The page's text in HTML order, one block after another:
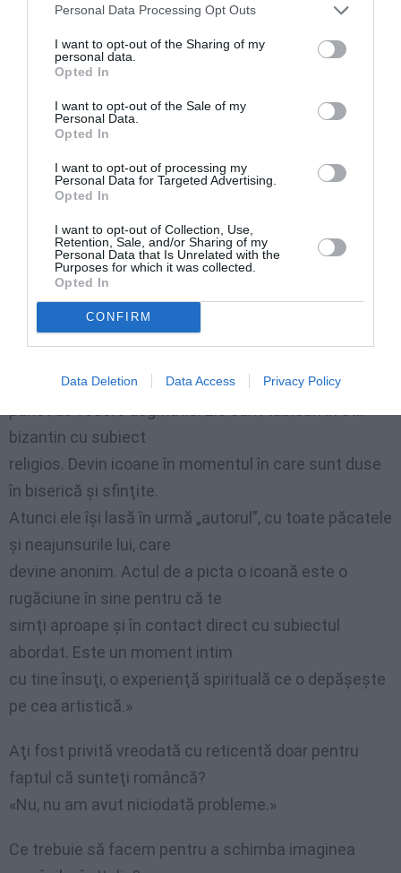
Personal Data Processing Opt Outs
I want to opt-out of the Sharing of my
personal data.
Opted In
I want to opt-out of the Sale of my
Personal Data.
Opted In
I want to opt-out of processing my
Personal Data for Targeted Advertising.
Opted In
I want to opt-out of Collection, Use,
Retention, Sale, and/or Sharing of my
Personal Data that Is Unrelated with the
Purposes for which it was collected.
Opted In
CONFIRM
Data Deletion Data Access Privacy Policy
sfintelor icoane.»
Iconarii din vremurile trecute posteau şi se rugau
lucrului. Se mai practică azi aşa ceva?
«Cu credinţă se fac toate, şi construcţia unei case şi
recolta unei holde. {i
acum iconarii se roagă şi postesc înainte şi în timpul
lucrului. Mai ales când
se lucrează la o icoană importantă, cum ar fi una ce
va sta în biserică.
Viaţa curată şi smerenia sunt foarte importante în
activitatea noastră, oricum.
dacă le privim din
punct de vedere dogmatic. Ele sunt tablouri în stil
bizantin cu subiect
religios. Devin icoane în momentul în care sunt duse
în biserică şi sfinţite.
Atunci ele îşi lasă în urmă „autorul”, cu toate păcatele
şi neajunsurile lui, care
devine anonim. Actul de a picta o icoană este o
rugăciune în sine pentru că te
simţi aproape şi în contact direct cu subiectul
abordat. Este un moment intim
cu tine însuţi, o experienţă spirituală ce o depăşeşte
pe cea artistică.»
Aţi fost privită vreodată cu reticentă doar pentru
faptul că sunteţi româncă?
«Nu, nu am avut niciodată probleme.»
Ce trebuie să facem pentru a schimba imaginea